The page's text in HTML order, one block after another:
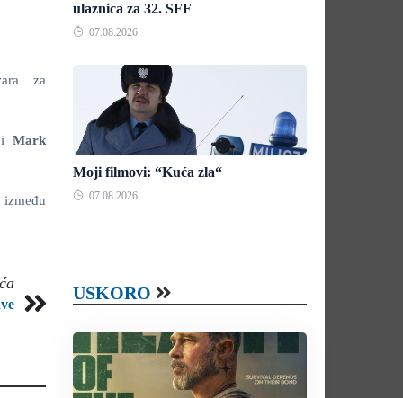
za
i Mark
ulaznica za 32. SFF
07.08.2026.
Moji filmovi: “Kuća zla“
07.08.2026.
USKORO